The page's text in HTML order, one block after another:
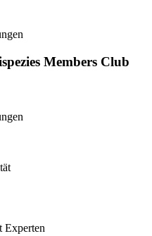
Members Club
Experten